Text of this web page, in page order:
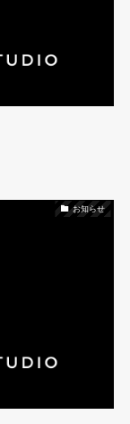
お知らせ